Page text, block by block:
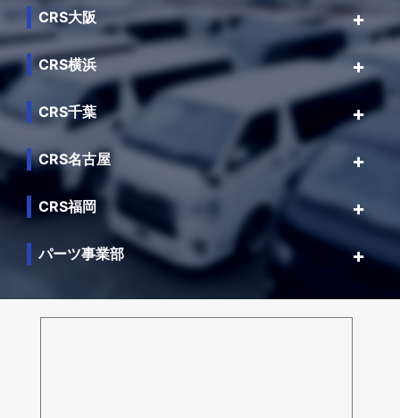
CRS大阪
CRS横浜
CRS千葉
CRS名古屋
CRS福岡
パーツ事業部